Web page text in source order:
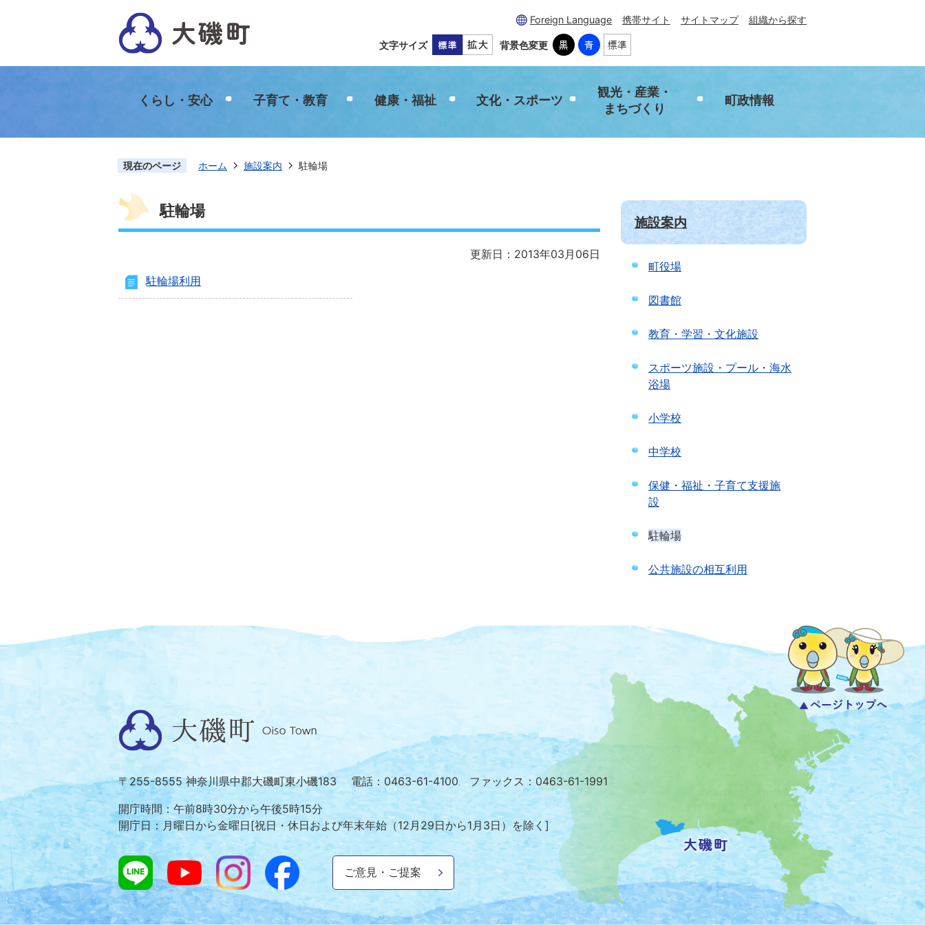
Foreign Language 携帯サイト サイトマップ 組織から探す
文字サイズ 背景色変更
くらし・安心 子育て・教育 健康・福祉 文化・スポーツ
観光・産業・
まちづくり
町政情報
現在のページ ホーム 施設案内 駐輪場
駐輪場
更新日：2013年03月06日
駐輪場利用
施設案内
町役場
図書館
教育・学習・文化施設
スポーツ施設・プール・海水
浴場
小学校
中学校
保健・福祉・子育て支援施
設
駐輪場
公共施設の相互利用
位
置
を
記
し
地
図。
奈
川
県
の
大
磯
Oiso
Town
〒255-8555 神奈川県中郡大磯町東小磯183 電話：0463-61-4100 ファックス：0463-61-1991
開庁時間：午前8時30分から午後5時15分
開庁日：月曜日から金曜日[祝日・休日および年末年始（12月29日から1月3日）を除く]
ご意見・ご提案